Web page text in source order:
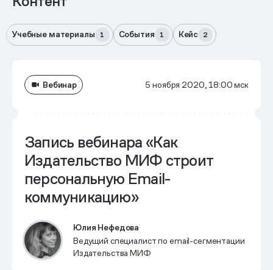
Учебные материалы 1 События 1 Кейс 2
Вебинар 5 ноября 2020, 18:00 мск
Запись вебинара «Как
Издательство МИФ строит
персональную Email-
коммуникацию»
Юлия Нефедова
Ведущий специалист по email-сегментации
Издательства МИФ